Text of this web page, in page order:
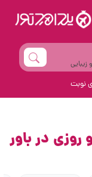
نوبت
روزی در باور